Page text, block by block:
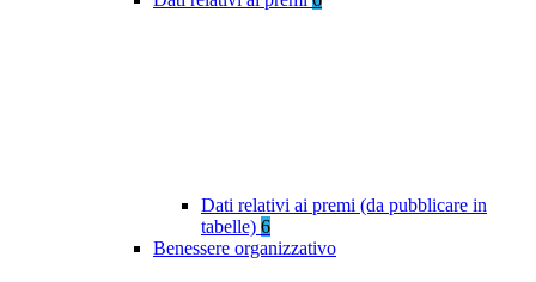
Dati relativi ai premi (da pubblicare in
tabelle) 6
Benessere organizzativo